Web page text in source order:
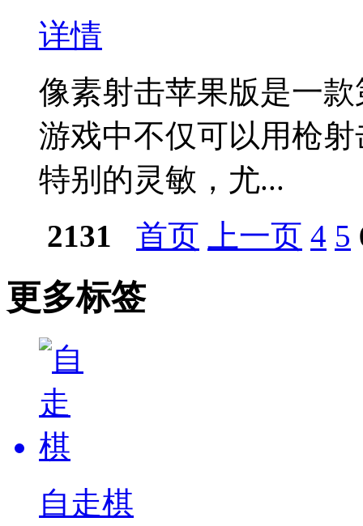
详情
像素射击苹果版是一
游戏中不仅可以用枪
特别的灵敏，尤...
2131
首页 上一页 4 5
更多标签
自走棋